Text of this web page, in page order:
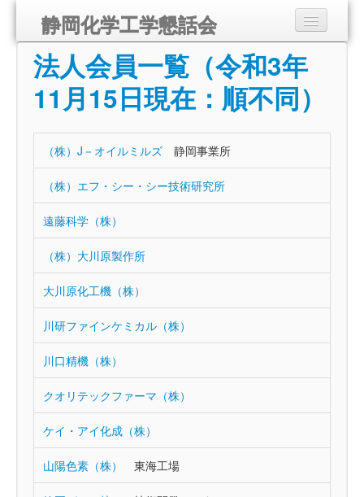
静岡化学工学懇話会
静岡化学工学懇話会とは
講演会のご案内
組織
入会のご案内
リンク
お問い合わせ
法人会員一覧（令和3年
11月15日現在：順不同）
（株）J－オイルミルズ 静岡事業所
（株）エフ・シー・シー技術研究所
遠藤科学（株）
（株）大川原製作所
大川原化工機（株）
川研ファインケミカル（株）
川口精機（株）
クオリテックファーマ（株）
ケイ・アイ化成（株）
山陽色素（株） 東海工場